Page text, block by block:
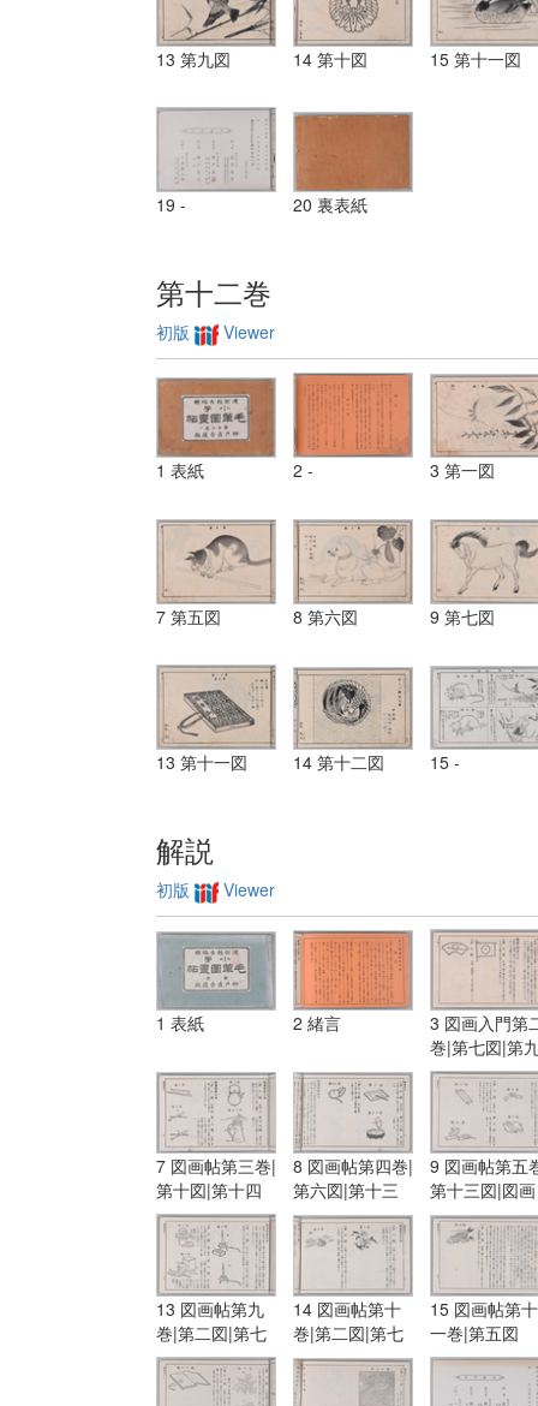
13 第九図 14 第十図 15 第十一図
19 - 20 裏表紙
第十二巻
初版 Viewer
1 表紙 2 - 3 第一図
7 第五図 8 第六図 9 第七図
13 第十一図 14 第十二図 15 -
解説
初版 Viewer
1 表紙 2 緒言
3 図画入門第
巻|第七図|第
図
7 図画帖第三巻|
第十図|第十四
図|図画帖第四
巻|第一図|第三
8 図画帖第四巻|
第六図|第十三
図|第十五図
9 図画帖第五
第十三図|図画
帖第六巻|第一
図|第五図
13 図画帖第九
巻|第二図|第七
図|第八図
14 図画帖第十
巻|第二図|第七
図
15 図画帖第十
一巻|第五図